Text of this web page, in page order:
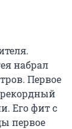
набрал
Первое
Его фит с
первое